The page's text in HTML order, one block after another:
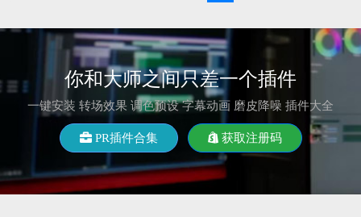
你和大师之间只差一个插件
一键安装 转场效果 调色预设 字幕动画 磨皮降噪 插件大全
PR插件合集 获取注册码